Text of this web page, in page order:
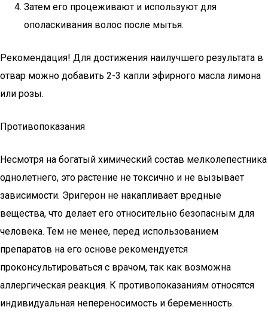
Затем его процеживают и используют для
ополаскивания волос после мытья.
Рекомендация! Для достижения наилучшего результата в
отвар можно добавить 2-3 капли эфирного масла лимона
или розы.
Противопоказания
Несмотря на богатый химический состав мелколепестника
однолетнего, это растение не токсично и не вызывает
зависимости. Эригерон не накапливает вредные
вещества, что делает его относительно безопасным для
человека. Тем не менее, перед использованием
препаратов на его основе рекомендуется
проконсультироваться с врачом, так как возможна
аллергическая реакция. К противопоказаниям относятся
индивидуальная непереносимость и беременность.